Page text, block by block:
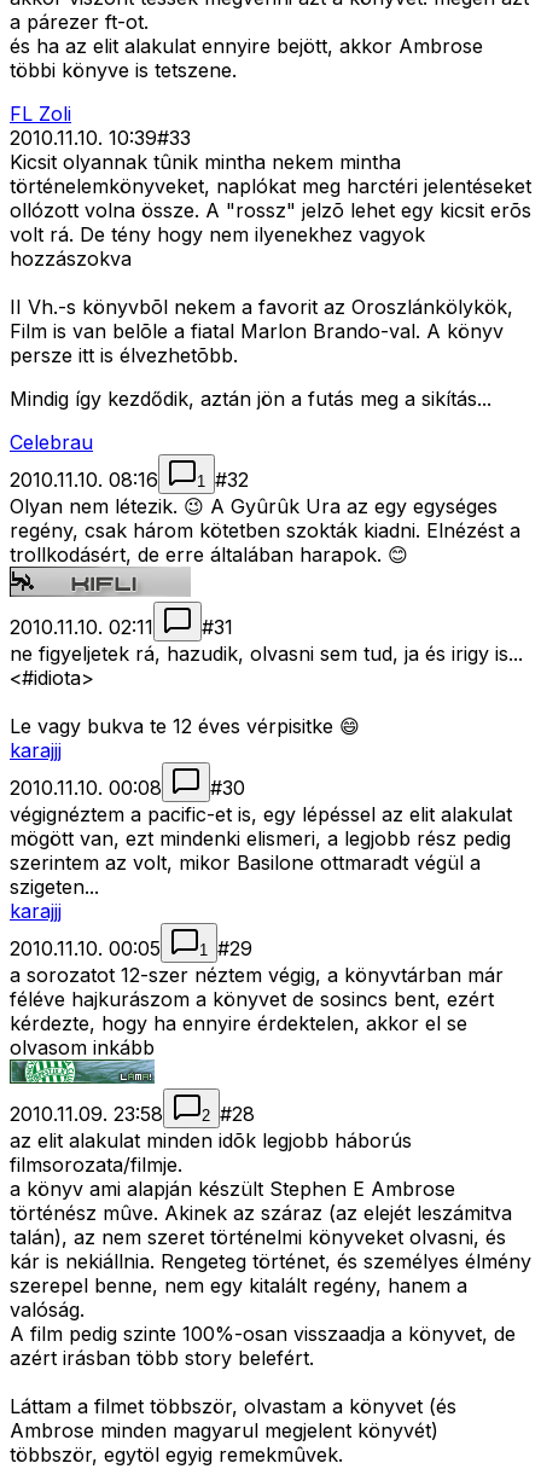
a párezer ft-ot.
és ha az elit alakulat ennyire bejött, akkor Ambrose
többi könyve is tetszene.
FL Zoli
2010.11.10. 10:39#33
Kicsit olyannak tûnik mintha nekem mintha
történelemkönyveket, naplókat meg harctéri jelentéseket
ollózott volna össze. A "rossz" jelzõ lehet egy kicsit erõs
volt rá. De tény hogy nem ilyenekhez vagyok
hozzászokva
II Vh.-s könyvbõl nekem a favorit az Oroszlánkölykök,
Film is van belõle a fiatal Marlon Brando-val. A könyv
persze itt is élvezhetõbb.
Mindig így kezdődik, aztán jön a futás meg a sikítás...
Celebrau
2010.11.10. 08:16
1 #32
Olyan nem létezik. 😉 A Gyûrûk Ura az egy egységes
regény, csak három kötetben szokták kiadni. Elnézést a
trollkodásért, de erre általában harapok. 😊
2010.11.10. 02:11 #31
ne figyeljetek rá, hazudik, olvasni sem tud, ja és irigy is...
<#idiota>
Le vagy bukva te 12 éves vérpisitke 😄
karajjj
2010.11.10. 00:08
#30
végignéztem a pacific-et is, egy lépéssel az elit alakulat
mögött van, ezt mindenki elismeri, a legjobb rész pedig
szerintem az volt, mikor Basilone ottmaradt végül a
szigeten...
karajjj
2010.11.10. 00:05
1 #29
a sorozatot 12-szer néztem végig, a könyvtárban már
féléve hajkurászom a könyvet de sosincs bent, ezért
kérdezte, hogy ha ennyire érdektelen, akkor el se
olvasom inkább
2010.11.09. 23:58 2 #28
az elit alakulat minden idõk legjobb háborús
filmsorozata/filmje.
a könyv ami alapján készült Stephen E Ambrose
történész mûve. Akinek az száraz (az elejét leszámitva
talán), az nem szeret történelmi könyveket olvasni, és
kár is nekiállnia. Rengeteg történet, és személyes élmény
szerepel benne, nem egy kitalált regény, hanem a
valóság.
A film pedig szinte 100%-osan visszaadja a könyvet, de
azért irásban több story belefért.
Láttam a filmet többször, olvastam a könyvet (és
Ambrose minden magyarul megjelent könyvét)
többször, egytöl egyig remekmûvek.